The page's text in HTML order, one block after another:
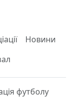
Новини
футболу